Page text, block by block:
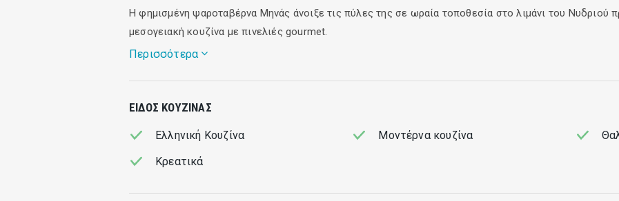
Η φημισμένη ψαροταβέρνα Μηνάς άνοιξε τις πύλες της σε ωραία τοποθεσία στο λιμάνι του Νυδριού
μεσογειακή κουζίνα με πινελιές gourmet.
Περισσότερα
ΕΊΔΟΣ ΚΟΥΖΊΝΑΣ
Ελληνική Κουζίνα Μοντέρνα κουζίνα
Κρεατικά